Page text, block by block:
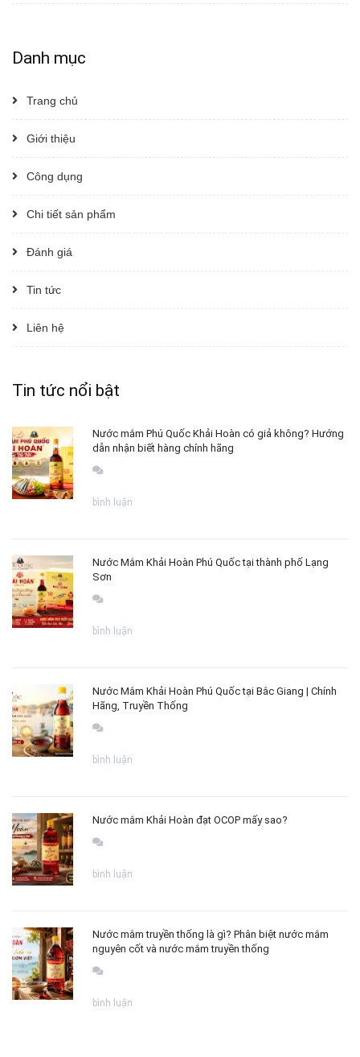
Danh mục
Trang chủ
Giới thiệu
Công dụng
Chi tiết sản phẩm
Đánh giá
Tin tức
Liên hệ
Tin tức nổi bật
Nước mắm Phú Quốc Khải Hoàn có giả không? Hướng
dẫn nhận biết hàng chính hãng
bình luận
Nước Mắm Khải Hoàn Phú Quốc tại thành phố Lạng
Sơn
bình luận
Nước Mắm Khải Hoàn Phú Quốc tại Bắc Giang | Chính
Hãng, Truyền Thống
bình luận
Nước mắm Khải Hoàn đạt OCOP mấy sao?
bình luận
Nước mắm truyền thống là gì? Phân biệt nước mắm
nguyên cốt và nước mắm truyền thống
bình luận